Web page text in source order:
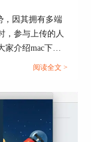
可以。
件，以此类
加的标签，也
中对标签的设
，因其拥有多端
，参与上传的人
家介绍mac下载
bt下载器的小伙
阅读全文 >